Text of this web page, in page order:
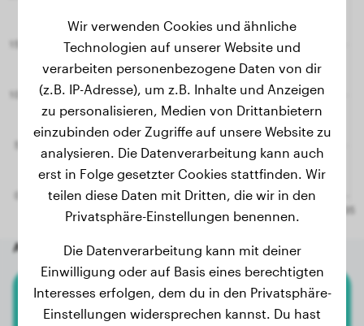
Andere zufällige Hunde
Dobermann
Wir verwenden Cookies und ähnliche
Technologien auf unserer Website und
verarbeiten personenbezogene Daten von dir
(z.B. IP-Adresse), um z.B. Inhalte und Anzeigen
zu personalisieren, Medien von Drittanbietern
einzubinden oder Zugriffe auf unsere Website zu
analysieren. Die Datenverarbeitung kann auch
erst in Folge gesetzter Cookies stattfinden. Wir
teilen diese Daten mit Dritten, die wir in den
Privatsphäre-Einstellungen benennen.
Die Datenverarbeitung kann mit deiner
Einwilligung oder auf Basis eines berechtigten
Interesses erfolgen, dem du in den Privatsphäre-
Einstellungen widersprechen kannst. Du hast